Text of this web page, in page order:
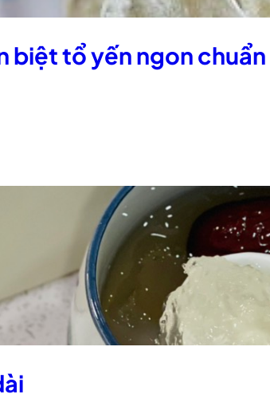
biệt tổ yến ngon chuẩn